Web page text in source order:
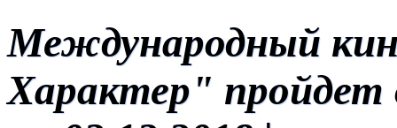
Международный
Характер" пройдет